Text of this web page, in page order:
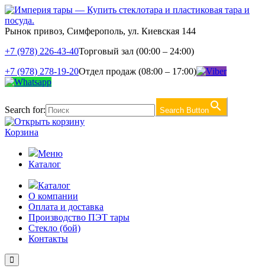
Рынок привоз, Симферополь, ул. Киевская 144
+7 (978) 226-43-40Торговый зал (00:00 – 24:00)
+7 (978) 278-19-20Отдел продаж (08:00 – 17:00)
Search for: Search Button
Корзина
Меню
Каталог
Каталог
О компании
Оплата и доставка
Производство ПЭТ тары
Стекло (бой)
Контакты